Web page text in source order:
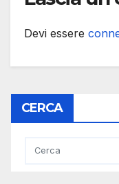
Devi essere
CERCA